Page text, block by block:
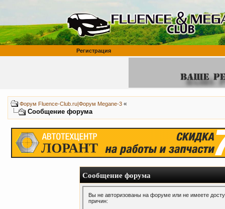
Регистрация
Форум Fluence-Club.ru|Форум Megane-3 «
Сообщение форума
Сообщение форума
Вы не авторизованы на форуме или не имеете
причин: